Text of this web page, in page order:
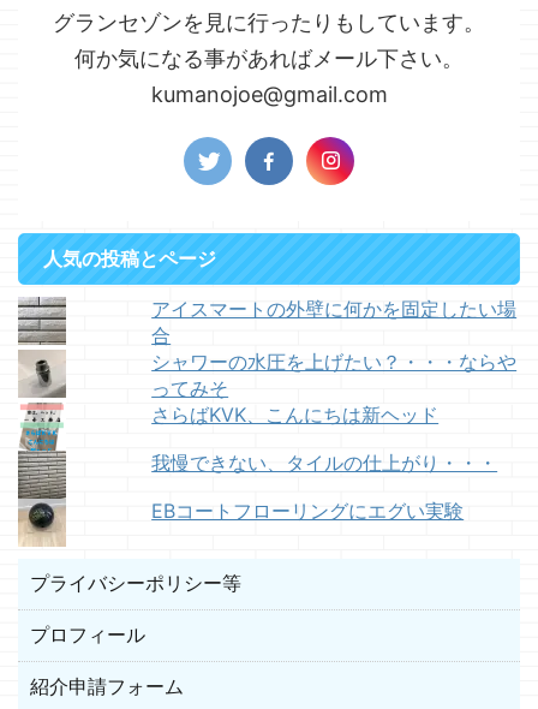
グランセゾンを見に行ったりもしています。
何か気になる事があればメール下さい。
kumanojoe@gmail.com
人気の投稿とページ
アイスマートの外壁に何かを固定したい場
合
シャワーの水圧を上げたい？・・・ならや
ってみそ
さらばKVK、こんにちは新ヘッド
我慢できない、タイルの仕上がり・・・
EBコートフローリングにエグい実験
プライバシーポリシー等
プロフィール
紹介申請フォーム